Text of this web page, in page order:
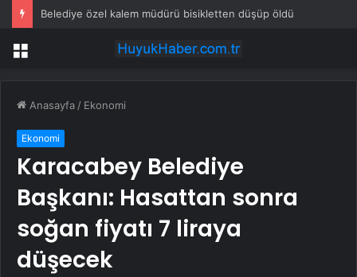
Belediye özel kalem müdürü bisikletten düşüp öldü
Menü
Anasayfa / Ekonomi
Ekonomi
Karacabey Belediye
Başkanı: Hasattan sonra
soğan fiyatı 7 liraya
düşecek